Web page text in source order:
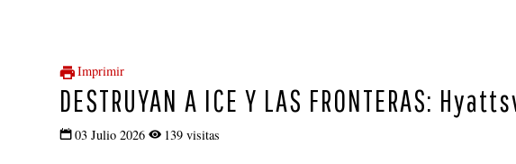
Imprimir
DESTRUYAN A ICE Y LAS FRONTERAS:
03 Julio 2026 139 visitas